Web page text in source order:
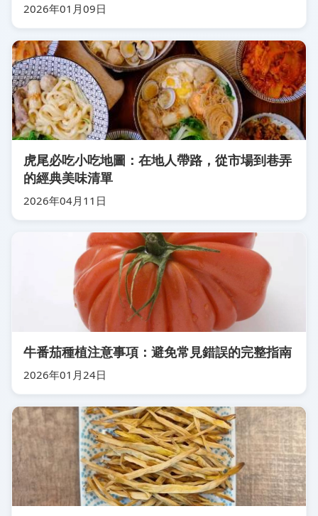
2026年01月09日
虎尾必吃小吃地圖：在地人帶路，從市場到巷弄
的經典美味清單
2026年04月11日
牛番茄種植注意事項：避免常見錯誤的完整指南
2026年01月24日